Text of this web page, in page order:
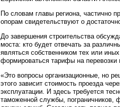
По словам главы региона, частично
опорам свидетельствуют о
До завершения строительства
моста: кто будет отвечать за
являться собственником тех или
формироваться тарифы на перевозки
«Это вопросы организационные, но
этого зависит стоимость проезда
эксплуатации. И здесь требуется
таможенной службы, пограничников,